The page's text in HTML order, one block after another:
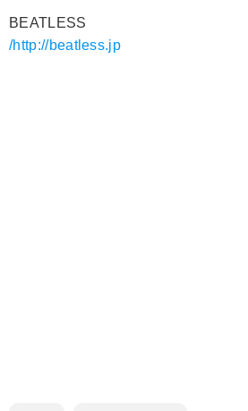
BEATLESS
/http://beatless.jp